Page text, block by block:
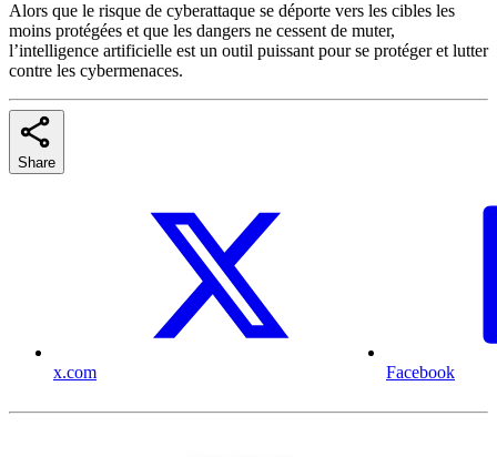
Alors que le risque de cyberattaque se déporte vers les cibles les
moins protégées et que les dangers ne cessent de muter,
l’intelligence artificielle est un outil puissant pour se protéger et lutter
contre les cybermenaces.
Share
x.com Facebook